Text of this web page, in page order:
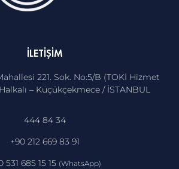
İLETIŞIM
221. Sok. No:5/B (TOKİ Hizmet
– Küçükçekmece / İSTANBUL
444 84 34
+90 212 669 83 91
531 685 15 15 (WhatsApp)